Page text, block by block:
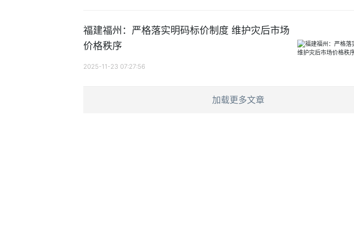
福建福州：严格落实明码标价制度 维护灾后市场
价格秩序
2025-11-23 07:27:56
加载更多文章